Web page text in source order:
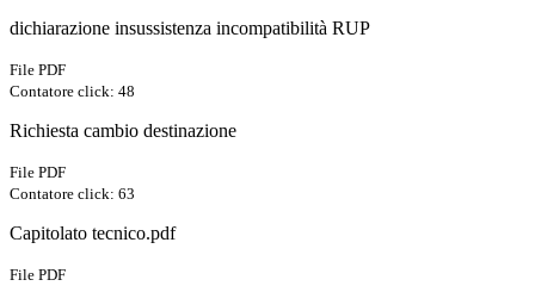
dichiarazione insussistenza incompatibilità RUP
File PDF
Contatore click: 48
Richiesta cambio destinazione
File PDF
Contatore click: 63
Capitolato tecnico.pdf
File PDF